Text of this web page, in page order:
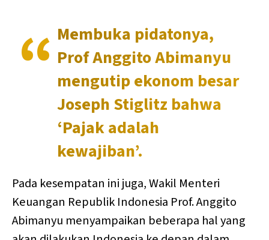
Membuka pidatonya,
Prof Anggito Abimanyu
mengutip ekonom besar
Joseph Stiglitz bahwa
‘Pajak adalah
kewajiban’.
Pada kesempatan ini juga, Wakil Menteri
Keuangan Republik Indonesia Prof. Anggito
Abimanyu menyampaikan beberapa hal yang